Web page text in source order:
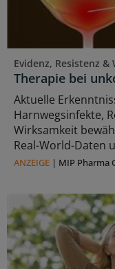
Evidenz, Resistenz &
Therapie bei
Aktuelle
Harnwegsinfekte,
Wirksamkeit
Real-World-Daten
ANZEIGE | MIP Pharma